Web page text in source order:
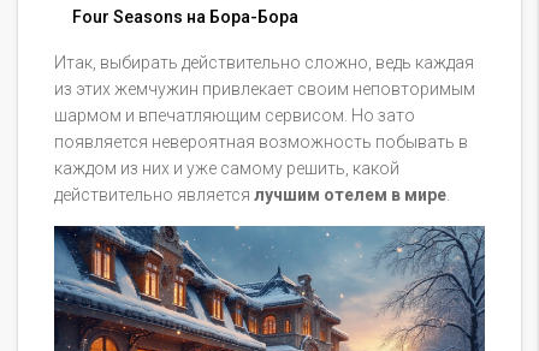
Four Seasons на Бора-Бора
Итак, выбирать действительно сложно, ведь каждая
из этих жемчужин привлекает своим неповторимым
шармом и впечатляющим сервисом. Но зато
появляется невероятная возможность побывать в
каждом из них и уже самому решить, какой
действительно является лучшим отелем в мире.